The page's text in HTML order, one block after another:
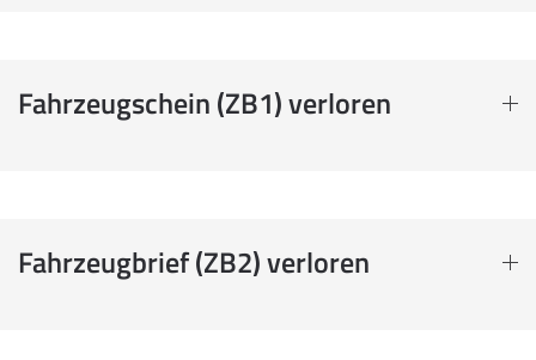
Fahrzeugschein (ZB1) verloren
Fahrzeugbrief (ZB2) verloren